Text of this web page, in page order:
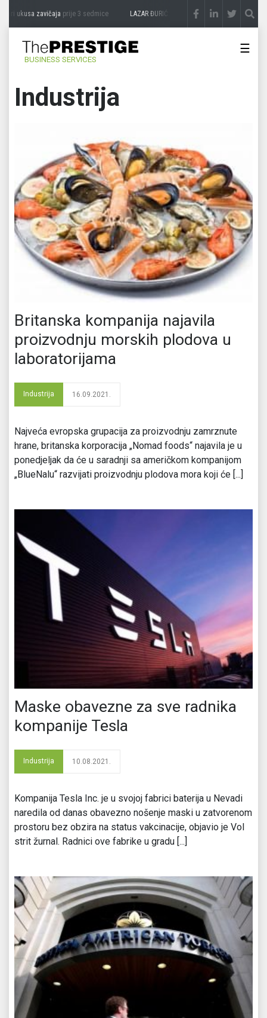
zavičajaprije 3 sedmice LAZAR ĐURIĆ: Promocija potencijal pretvara u
BUSINESS SERVICES
☰
Industrija
Britanska kompanija najavila
proizvodnju morskih plodova u
laboratorijama
Industrija 16.09.2021.
Najveća evropska grupacija za proizvodnju zamrznute
hrane, britanska korporacija „Nomad foods“ najavila je u
ponedjeljak da će u saradnji sa američkom kompanijom
„BlueNalu“ razvijati proizvodnju plodova mora koji će [...]
Maske obavezne za sve radnika
kompanije Tesla
Industrija 10.08.2021.
Kompanija Tesla Inc. je u svojoj fabrici baterija u Nevadi
naredila od danas obavezno nošenje maski u zatvorenom
prostoru bez obzira na status vakcinacije, objavio je Vol
strit žurnal. Radnici ove fabrike u gradu [...]